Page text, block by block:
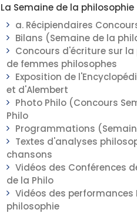
La Semaine de la philosophie
a. Récipiendaires
Bilans (Semaine de la
Concours d'écriture sur
de femmes philosophes
Exposition de
et d'Alembert
Photo Philo (Concours
Philo
Programmations
Textes d'analyses
chansons
Vidéos des Conférences
de la Philo
Vidéos des performances
philosophie